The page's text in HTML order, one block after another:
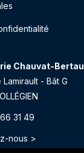
Chauvat-Bertau
Lamirault - Bât G
31 49
nous >